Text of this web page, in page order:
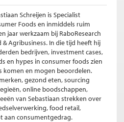
Schreijen is Specialist
Foods en inmiddels ruim
jaar werkzaam bij RaboResearch
& Agribusiness. In die tijd heeft hij
bedrijven, investment cases,
en hypes in consumer foods zien
komen en mogen beoordelen.
gezond eten, sourcing
online boodschappen,
van Sebastiaan strekken over
food retail,
aan consumentgedrag.